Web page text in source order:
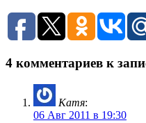
4 комментариев к
Катя:
06 Авг 2011 в 19:30